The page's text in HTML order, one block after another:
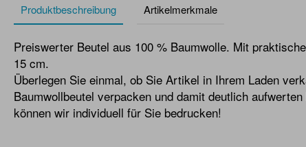
Produktbeschreibung Artikelmerkmale
Preiswerter Beutel aus 100 % Baumwolle. Mit
15 cm.
Überlegen Sie einmal, ob Sie Artikel in Ihrem Laden
Baumwollbeutel verpacken und damit deutlich
können wir individuell für Sie bedrucken!